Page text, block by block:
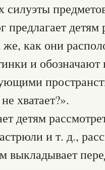
силуэты
предлагает
же, как они
и
хватает?».
детям
и т. д.,
выкладывает